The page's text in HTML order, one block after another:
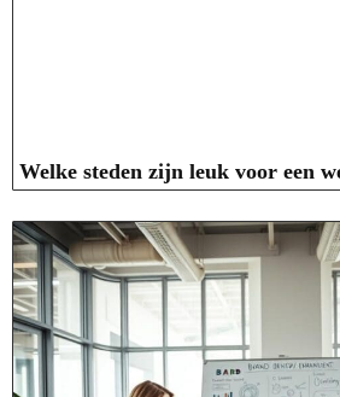
Welke steden zijn leuk voor een